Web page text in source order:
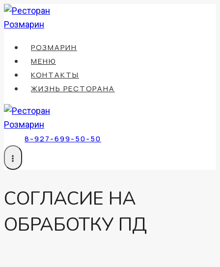
Перейти
к
РОЗМАРИН
МЕНЮ
КОНТАКТЫ
ЖИЗНЬ РЕСТОРАНА
8-927-699-50-50
СОГЛАСИЕ НА
ОБРАБОТКУ ПД